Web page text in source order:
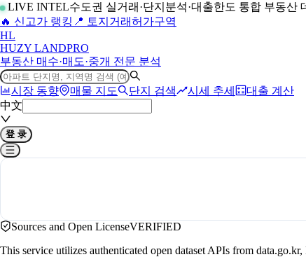
LIVE INTEL수도권 실거래·단지분석·대출한도 통합 부동산
🔥 신고가 랭킹 📍 토지거래허가구역
HL
HUZY LANDPRO
부동산 매수·매도·중개 전문 분석
시장 동향 매물 지도 단지 검색 시세 추세
대출 계산
中文
登 录
Sources and Open LicenseVERIFIED
This service utilizes authenticated open dataset APIs from